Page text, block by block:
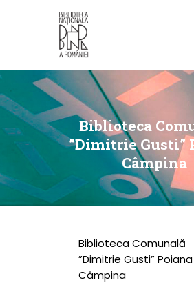
Biblioteca
”Dimitrie Gusti”
Câmpina
DESPRE NOI
PERMISUL MEU DE
BIBLIOTECĂ
CATALOAGE ȘI
COLECȚII
BIBLIOTECA
EVENIMENTE
CULTURALE
SPAȚII
Biblioteca Comunală
”Dimitrie Gusti” Poiana
Câmpina